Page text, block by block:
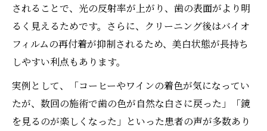
されることで、光の反射率が上がり、歯の表面がより明
るく見えるためです。さらに、クリーニング後はバイオ
フィルムの再付着が抑制されるため、美白状態が長持ち
しやすい利点もあります。
実例として、「コーヒーやワインの着色が気になってい
たが、数回の施術で歯の色が自然な白さに戻った」「鏡
を見るのが楽しくなった」といった患者の声が多数あり